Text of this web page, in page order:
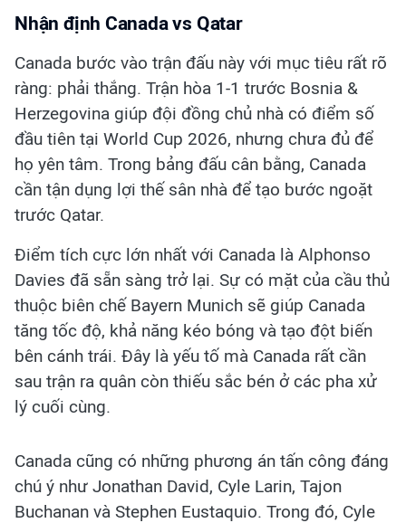
Nhận định Canada vs Qatar
Canada bước vào trận đấu này với mục tiêu rất rõ
ràng: phải thắng. Trận hòa 1-1 trước Bosnia &
Herzegovina giúp đội đồng chủ nhà có điểm số
đầu tiên tại World Cup 2026, nhưng chưa đủ để
họ yên tâm. Trong bảng đấu cân bằng, Canada
cần tận dụng lợi thế sân nhà để tạo bước ngoặt
trước Qatar.
Điểm tích cực lớn nhất với Canada là Alphonso
Davies đã sẵn sàng trở lại. Sự có mặt của cầu thủ
thuộc biên chế Bayern Munich sẽ giúp Canada
tăng tốc độ, khả năng kéo bóng và tạo đột biến
bên cánh trái. Đây là yếu tố mà Canada rất cần
sau trận ra quân còn thiếu sắc bén ở các pha xử
lý cuối cùng.
Canada cũng có những phương án tấn công đáng
chú ý như Jonathan David, Cyle Larin, Tajon
Buchanan và Stephen Eustaquio. Trong đó, Cyle